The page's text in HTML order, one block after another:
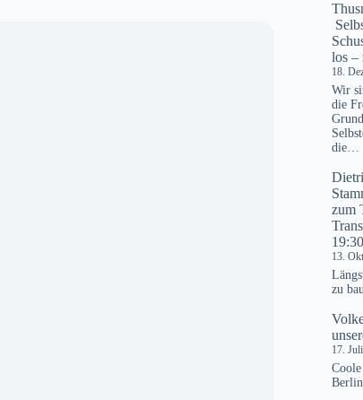
los –
18.
Wir
die
die…
zum
13.
zu
17.